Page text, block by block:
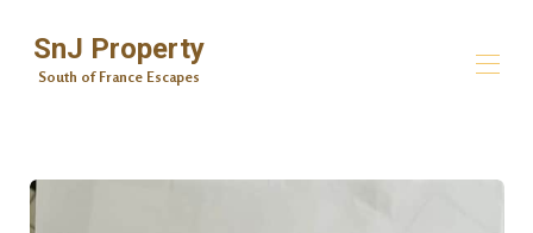
SnJ Property
South of France Escapes